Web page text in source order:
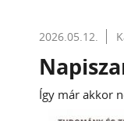
2026.05.12.
Így már akkor